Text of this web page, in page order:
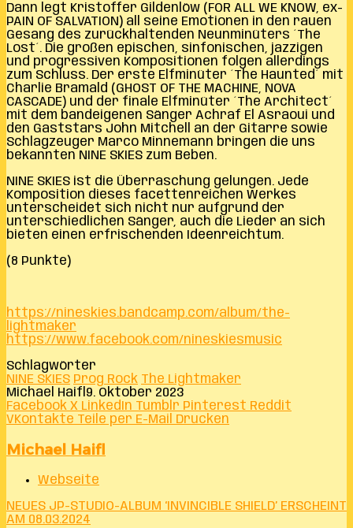
Dann legt Kristoffer Gildenlöw (FOR ALL WE KNOW, ex-
PAIN OF SALVATION) all seine Emotionen in den rauen
Gesang des zurückhaltenden Neunminüters ´The
Lost´. Die großen epischen, sinfonischen, jazzigen
und progressiven Kompositionen folgen allerdings
zum Schluss. Der erste Elfminüter ´The Haunted´ mit
Charlie Bramald (GHOST OF THE MACHINE, NOVA
CASCADE) und der finale Elfminüter ´The Architect´
mit dem bandeigenen Sänger Achraf El Asraoui und
den Gaststars John Mitchell an der Gitarre sowie
Schlagzeuger Marco Minnemann bringen die uns
bekannten NINE SKIES zum Beben.
NINE SKIES ist die Überraschung gelungen. Jede
Komposition dieses facettenreichen Werkes
unterscheidet sich nicht nur aufgrund der
unterschiedlichen Sänger, auch die Lieder an sich
bieten einen erfrischenden Ideenreichtum.
(8 Punkte)
https://nineskies.bandcamp.com/album/the-
lightmaker
https://www.facebook.com/nineskiesmusic
Schlagwörter
NINE SKIES Prog Rock The Lightmaker
Michael Haifl 9. Oktober 2023
Facebook X LinkedIn Tumblr Pinterest Reddit
VKontakte Teile per E-Mail Drucken
Michael Haifl
Webseite
NEUES JP-STUDIO-ALBUM ‘INVINCIBLE SHIELD’ ERSCHEINT
AM 08.03.2024